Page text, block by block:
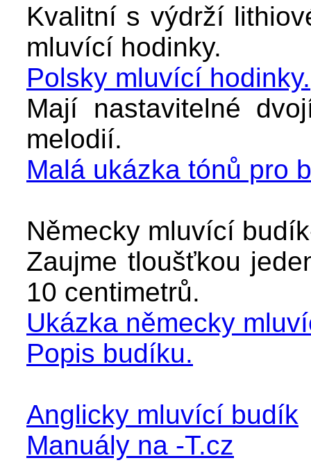
Kvalitní s výdrží
mluvící hodinky.
Polsky mluvící hodinky.
Mají nastavitelné
melodií.
Malá ukázka tónů pro
Německy mluvící
Zaujme tloušťkou
10 centimetrů.
Ukázka německy
Popis budíku.
Anglicky mluvící budík
Manuály na -T.cz